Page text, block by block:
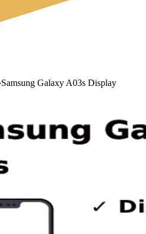
Samsung Galaxy A03s Display